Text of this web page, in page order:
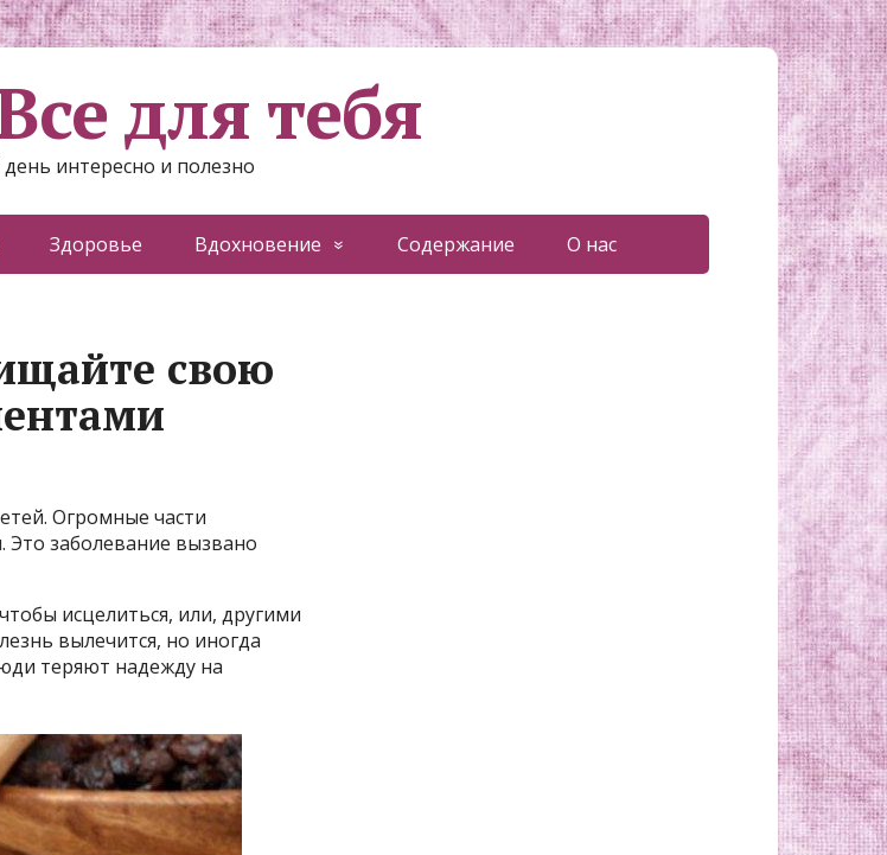
для тебя
интересно и полезно
Здоровье Вдохновение Содержание О нас
свою
Огромные части
Это заболевание вызвано
исцелиться, или, другими
вылечится, но иногда
теряют надежду на